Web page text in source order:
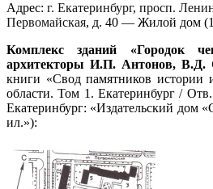
Адрес: г. Екатеринбург, просп.
Первомайская, д. 40 — Жилой дом
Комплекс зданий «Городок
архитекторы И.П. Антонов, В.Д.
книги «Свод памятников истории
области. Том 1. Екатеринбург /
Екатеринбург: «Издательский
ил.»):